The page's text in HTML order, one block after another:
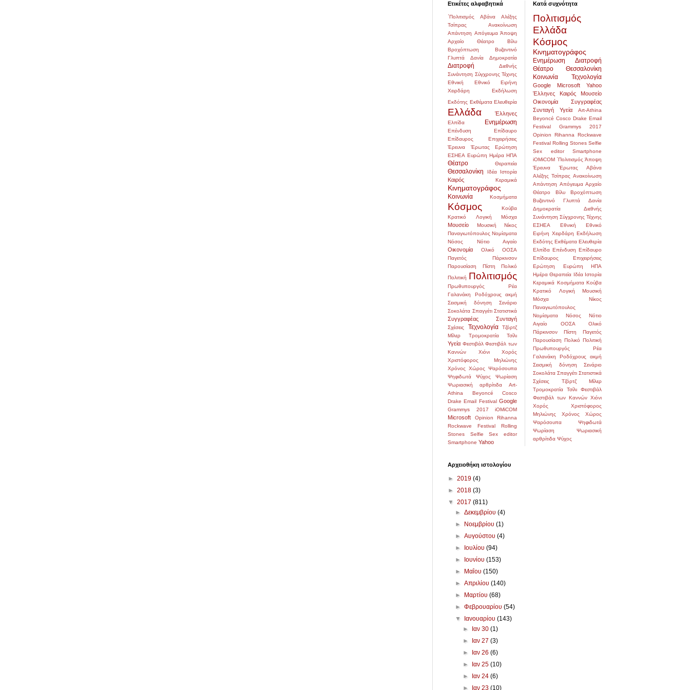
Ετικέτες αλφαβητικά
΄Πολιτισμός Αβάνα
Αλέξης
Τσίπρας
Ανακοίνωση
Απάντηση Απόγευμα Άποψη
Αρχαίο Θέατρο
Βίλυ
Βροχόπτωση
Βυζαντινό
Γλυπτά
Δανία Δημοκρατία
Διατροφή
Διεθνής
Συνάντηση Σύγχρονης Τέχνης
Εθνική
Εθνικό
Ειρήνη
Χειρδάρη
Εκδήλωση
Εκδότης Εκθέματα Ελευθερία
Ελλάδα Έλληνες
Ελπίδα Ενημέρωση
Επένδυση
Επίδαυρο
Επίδαυρος
Επιχειρήσεις
Έρευνα
Έρωτας
Ερώτηση
ΕΣΗΕΑ Ευρώπη Ημέρα ΗΠΑ
Θέατρο Θεραπεία
Θεσσαλονίκη Ιδέα Ιστορία
Καιρός Κεραμικά
Κινηματογράφος
Κοινωνία Κοσμήματα
Κόσμος
Κούβα
Κρατικό
Λογική Μόσχα
Μουσείο Μουσική
Νίκος
Παναγιωτόπουλος Νομίσματα
Νόσος
Νότιο Αιγαίο
Οικονομία Ολικό
ΟΟΣΑ
Παγετός
Πάρκινσον
Παρουσίαση
Πίστη
Πολικό
Πολιτική Πολιτισμός
Πρωθυπουργός
Ρέα
Γαλανάκη
Ροδόχρους ακμή
Σεισμική δόνηση
Σενάριο
Σοκολάτα Σπαγγέτι Στατιστικά
Συγγραφέας Συνταγή
Σχέσεις Τεχνολογία
Τζόρτζ
Μίλερ
Τρομοκρατία Τσίλι
Υγεία Φεστιβάλ Φεστιβάλ των
Καννών
Χιόνι
Χορός
Χριστόφορος Μηλιώνης
Χρόνος Χώρος Ψαρόσουπα
Ψηφιδωτά
Ψύχος
Ψωρίαση
Ψωριασική αρθρίτιδα
Art-
Athina
Beyoncé
Cosco
Drake Email Festival Google
Grammys 2017 iOMiCOM
Microsoft Opinion
Rihanna
Rockwave Festival
Rolling
Stones
Selfie
Sex editor
Smartphone Yahoo
Κατά συχνότητα
Πολιτισμός
Ελλάδα
Κόσμος
Κινηματογράφος
Ενημέρωση
Διατροφή
Θέατρο
Θεσσαλονίκη
Κοινωνία
Τεχνολογία
Google Microsoft
Yahoo
Έλληνες
Καιρός
Μουσείο
Οικονομία
Συγγραφέας
Συνταγή
Υγεία
Art-Athina
Beyoncé Cosco Drake Email
Festival
Grammys 2017
Opinion
Rihanna
Rockwave
Festival Rolling Stones Selfie
Sex editor
Smartphone
iOMiCOM ΄Πολιτισμός Άποψη
Έρευνα
Έρωτας
Αβάνα
Αλέξης Τσίπρας Ανακοίνωση
Απάντηση Απόγευμα Αρχαίο
Θέατρο
Βίλυ
Βροχόπτωση
Βυζαντινό
Γλυπτά
Δανία
Δημοκρατία
Διεθνής
Συνάντηση Σύγχρονης Τέχνης
ΕΣΗΕΑ
Εθνική
Εθνικό
Ειρήνη Χειρδάρη Εκδήλωση
Εκδότης Εκθέματα Ελευθερία
Ελπίδα Επένδυση Επίδαυρο
Επίδαυρος
Επιχειρήσεις
Ερώτηση
Ευρώπη
ΗΠΑ
Ημέρα Θεραπεία Ιδέα Ιστορία
Κεραμικά Κοσμήματα Κούβα
Κρατικό
Λογική
Μουσική
Μόσχα
Νίκος
Παναγιωτόπουλος
Νομίσματα
Νόσος
Νότιο
Αιγαίο
ΟΟΣΑ
Ολικό
Πάρκινσον
Πίστη
Παγετός
Παρουσίαση Πολικό Πολιτική
Πρωθυπουργός
Ρέα
Γαλανάκη
Ροδόχρους ακμή
Σεισμική δόνηση
Σενάριο
Σοκολάτα Σπαγγέτι Στατιστικά
Σχέσεις
Τζόρτζ Μίλερ
Τρομοκρατία
Τσίλι
Φεστιβάλ
Φεστιβάλ των Καννών Χιόνι
Χορός
Χριστόφορος
Μηλιώνης
Χρόνος
Χώρος
Ψαρόσουπα
Ψηφιδωτά
Ψωρίαση
Ψωριασική
αρθρίτιδα Ψύχος
Αρχειοθήκη ιστολογίου
► 2019 (4)
► 2018 (3)
▼ 2017 (811)
►Δεκεμβρίου(4)
►
Νοεμβρίου(1)
►Αυγούστου(4)
►
Ιουλίου(94)
►
Ιουνίου(153)
►
Μαΐου(150)
►Απριλίου(140)
►
Μαρτίου(68)
►Φεβρουαρίου(54)
▼
Ιανουαρίου(143)
►
Ιαν 30 (1)
►
Ιαν 27 (3)
►
Ιαν 26 (6)
►
Ιαν 25 (10)
►
Ιαν 24 (6)
►
Ιαν 23 (10)